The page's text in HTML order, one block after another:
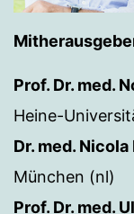
Prof. Dr. med.
Heine-
Dr. med. Nicola
München (nl)
Prof. Dr. med.